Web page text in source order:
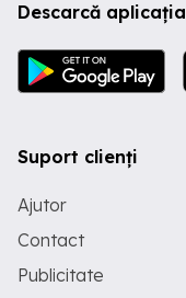
Descarcă
Suport clienți
Ajutor
Contact
Publicitate